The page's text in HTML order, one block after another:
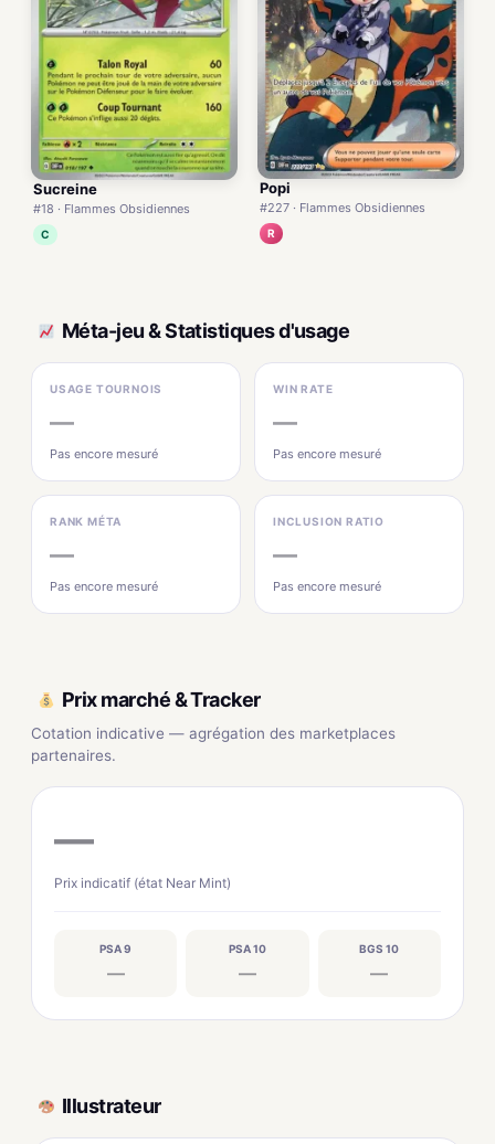
Sucreine
#18 · Flammes Obsidiennes
C
Popi
#227 · Flammes Obsidiennes
R
Méta-jeu & Statistiques d'usage
USAGE TOURNOIS
—
Pas encore mesuré
WIN RATE
—
Pas encore mesuré
RANK MÉTA
—
Pas encore mesuré
INCLUSION RATIO
—
Pas encore mesuré
Prix marché & Tracker
Cotation indicative — agrégation des marketplaces
partenaires.
—
Prix indicatif (état Near Mint)
PSA 9
—
PSA 10
—
BGS 10
—
Illustrateur